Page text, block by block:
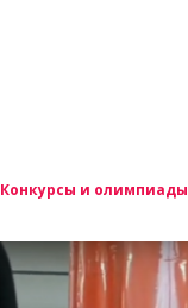
Конкурсы и олимпиады